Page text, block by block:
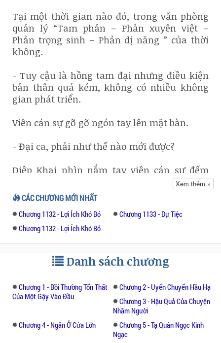
Tại một thời gian nào đó, trong văn phòng
quản lý “Tam phản – Phản xuyên việt –
Phản trọng sinh – Phản dị năng ” của thời
không.
- Tuy cậu là hồng tam đại nhưng điều kiện
bản thân quá kém, không có nhiều không
gian phát triển.
Viên cán sự gõ gõ ngón tay lên mặt bàn.
- Đại ca, phải như thế nào mới được?
Diệp Khai nhìn nắm tay viên cán sự đếm
đếm thì hiểu ngay, lén lút đút qua một tấm
thẻ vàng.
- A, cậu xem Lưu Chủ tịch của Hạo Dương,
trọng sinh đấy, thân thể khỏe mạnh, tư duy
vong, lên chức là đương nhiên. Lại nhìn
Trương chủ nhiệm của Bình Hải, dù là phản
người trong võ lâm, đủ ưu thế để phát triển.
Về phần Trần chủ nhiệm của ban văn hóa,
người ta là La Thiên thượng tiên đầy kinh
nghiệm chuyển thế! Cậu lấy gì so với người
Xem thêm »
CÁC CHƯƠNG MỚI NHẤT
Chương 1132 - Lợi Ích Khó Bỏ
Chương 1133 - Dự Tiệc
Chương 1132 - Lợi Ích Khó Bỏ
Danh sách chương
Chương 1 - Bồi Thường Tổn Thất
Của Một Gậy Vào Đầu
Chương 2 - Uyển Chuyển Hầu Hạ
Chương 3 - Hậu Quả Của Chuyện
Nhầm Người
Chương 4 - Ngăn Ở Cửa Lớn
Chương 5 - Tạ Quân Ngọc Kinh
Ngạc